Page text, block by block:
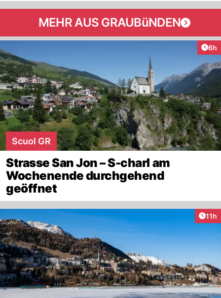
MEHR AUS GRAUBüNDEN
6h
Scuol GR
Strasse San Jon – S-charl am
Wochenende durchgehend
geöffnet
11h